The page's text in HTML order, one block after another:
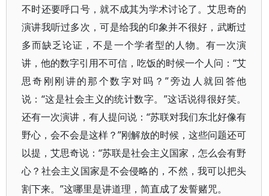
不时还要呼口号，就不成其为学术讨论了。艾思奇的
演讲我听过多次，可是给我的印象并不很好，武断过
多而缺乏论证，不是一个学者型的人物。有一次演
讲，他的数字引用不可信，吃饭的时候一个人问：“艾
思奇刚刚讲的那个数字对吗？”旁边人就回答他
说：“这是社会主义的统计数字。”这话说得很好笑。
还有一次演讲，有人提问说：“苏联对我们东北好像有
野心，会不会是这样？”刚解放的时候，这些问题还可
以提，艾思奇说：“苏联是社会主义国家，怎么会有野
心？社会主义国家是不会侵略的，不然，我可以把头
割下来。”这哪里是讲道理，简直成了发誓赌咒。